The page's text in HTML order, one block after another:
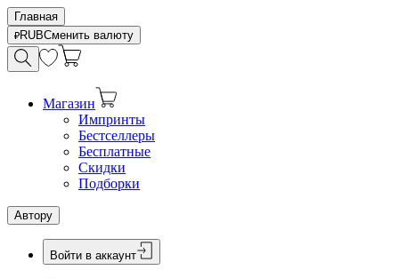
Главная
RUBСменить валюту
Магазин
Импринты
Бестселлеры
Бесплатные
Скидки
Подборки
Автору
Войти в аккаунт